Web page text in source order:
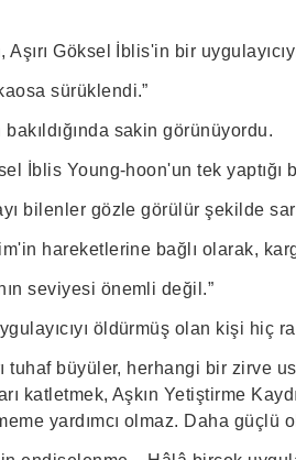
Aşırı Göksel İblis'in bir
sürüklendi.”
bakıldığında sakin görünüyordu.
İblis Young-hoon'un tek yaptığı
bilenler gözle görülür şekilde
hareketlerine bağlı olarak,
seviyesi önemli değil.”
öldürmüş olan kişi hiç
tuhaf büyüler, herhangi bir zirve
katletmek, Aşkın Yetiştirme
yardımcı olmaz. Daha güçlü